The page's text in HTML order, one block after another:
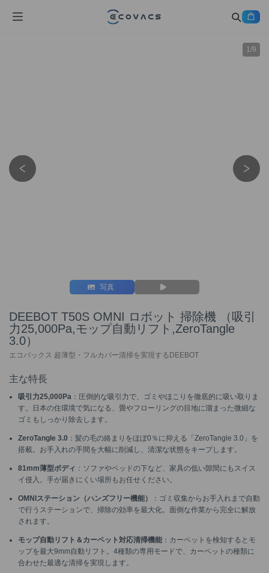
1/9
写真
DEEBOT T50S OMNI ロボット 掃除機 （吸引
力25,000Pa,モップ自動リフト,ZeroTangle
3.0）
エコバックス 超薄型・フルカバー清掃を実現するDEEBOT
主な特長
吸引力25,000Pa ：圧倒的な吸引力で、ゴミやほこりを徹底的に吸い取りま
す。日本の住環境で気になる、畳やフローリングの目地に溜まった微細な
ゴミもしっかり除去します。
ZeroTangle 3.0 ：髪の毛の絡まりをほぼ0％に抑える「ZeroTangle 3.0」を
搭載。お手入れの手間を大幅に削減し、清潔な状態をキープします。
81mm薄型ボディ ：ソファやベッドの下など、家具の低い隙間にもスイス
イ侵入。手が届きにくい場所もお任せください。
OMNIステーション（ハンズフリー機能）
：ゴミ収集からお手入れまで自動
で行うステーションで、掃除の効率を最大化。面倒な作業から完全に解放
されます。
モップ自動リフト＆カーペット対応清掃機能 ：カーペットを検知するとモ
ップを最大9mm自動リフト。4種類の専用モードで、カーペットの種類に
合わせた最適な清掃を実現します。